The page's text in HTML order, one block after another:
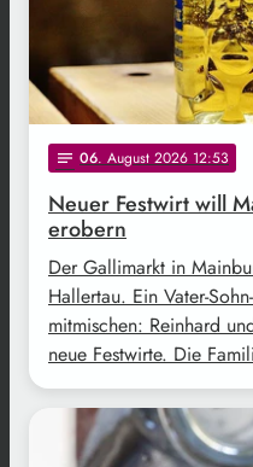
notes 06. August 2026 12:53
Neuer Festwirt will
erobern
Der Gallimarkt in
Hallertau. Ein Vater-
mitmischen: Reinhard
neue Festwirte. Die